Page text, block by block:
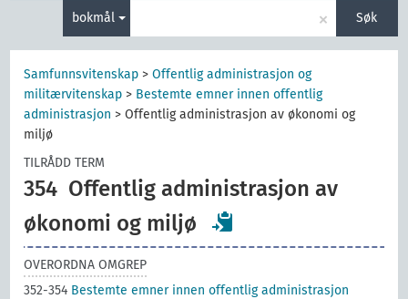
bokmål × Søk
Samfunnsvitenskap >Offentlig administrasjon og
militærvitenskap > Bestemte emner innen offentlig
administrasjon >Offentlig administrasjon av økonomi og
miljø
TILRÅDD TERM
354 Offentlig administrasjon av
økonomi og miljø
OVERORDNA OMGREP
352-354 Bestemte emner innen offentlig administrasjon